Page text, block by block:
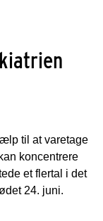
til at varetage
koncentrere
et flertal i det
24. juni.